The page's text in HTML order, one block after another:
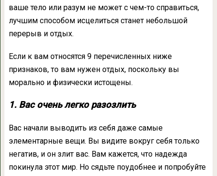
ваше тело или разум не может с чем-то справиться,
лучшим способом исцелиться станет небольшой
перерыв и отдых.
Если к вам относятся 9 перечисленных ниже
признаков, то вам нужен отдых, поскольку вы
морально и физически истощены.
1. Вас очень легко разозлить
Вас начали выводить из себя даже самые
элементарные вещи. Вы видите вокруг себя только
негатив, и он злит вас. Вам кажется, что надежда
покинула этот мир. Но сядьте поудобнее и попробуйте